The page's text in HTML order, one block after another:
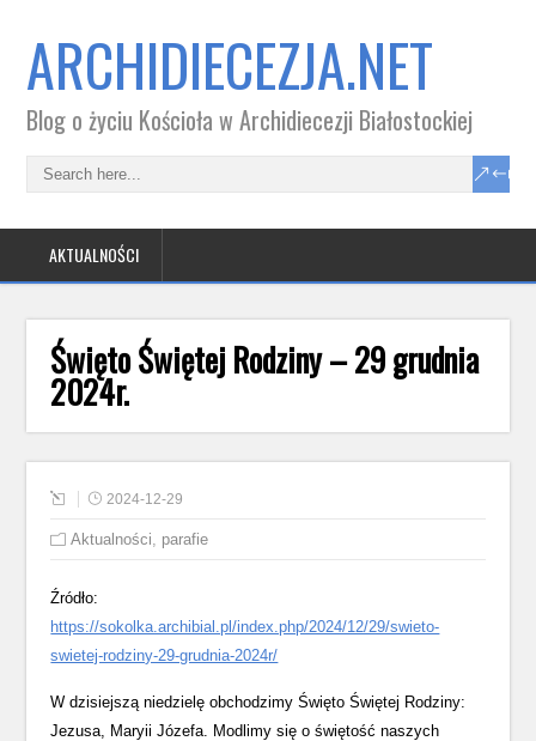
ARCHIDIECEZJA.NET
Blog o życiu Kościoła w Archidiecezji Białostockiej
AKTUALNOŚCI
Święto Świętej Rodziny – 29 grudnia
2024r.
2024-12-29
Aktualności, parafie
Źródło:
https://sokolka.archibial.pl/index.php/2024/12/29/swieto-
swietej-rodziny-29-grudnia-2024r/
W dzisiejszą niedzielę obchodzimy Święto Świętej Rodziny:
Jezusa, Maryii Józefa. Modlimy się o świętość naszych